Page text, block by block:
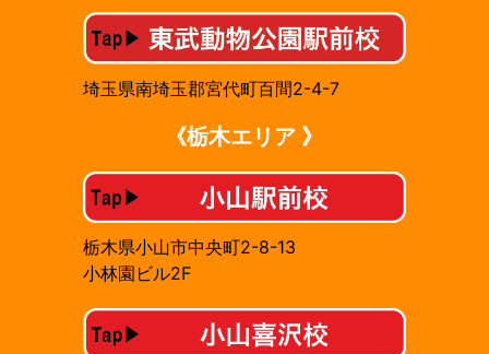
埼玉県南埼玉郡宮代町百間2-4-7
《栃木エリア 》
栃木県小山市中央町2-8-13
小林園ビル2F